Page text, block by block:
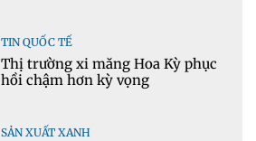
TIN QUỐC TẾ
Thị trường xi măng Hoa Kỳ phục
hồi chậm hơn kỳ vọng
SẢN XUẤT XANH